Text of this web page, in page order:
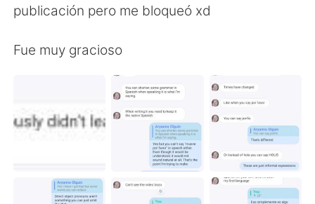
publicación pero me bloqueó xd
Fue muy gracioso